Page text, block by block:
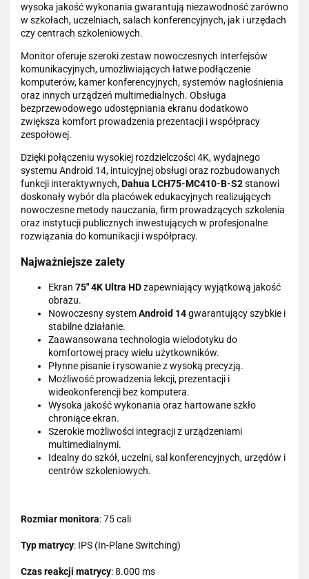
wysoka jakość wykonania gwarantują niezawodność zarówno
w szkołach, uczelniach, salach konferencyjnych, jak i urzędach
czy centrach szkoleniowych.
Monitor oferuje szeroki zestaw nowoczesnych interfejsów
komunikacyjnych, umożliwiających łatwe podłączenie
komputerów, kamer konferencyjnych, systemów nagłośnienia
oraz innych urządzeń multimedialnych. Obsługa
bezprzewodowego udostępniania ekranu dodatkowo
zwiększa komfort prowadzenia prezentacji i współpracy
zespołowej.
Dzięki połączeniu wysokiej rozdzielczości 4K, wydajnego
systemu Android 14, intuicyjnej obsługi oraz rozbudowanych
funkcji interaktywnych,Dahua LCH75-MC410-B-S2stanowi
doskonały wybór dla placówek edukacyjnych realizujących
nowoczesne metody nauczania, firm prowadzących szkolenia
oraz instytucji publicznych inwestujących w profesjonalne
rozwiązania do komunikacji i współpracy.
Najważniejsze zalety
Ekran 75" 4K Ultra HDzapewniający wyjątkową jakość
obrazu.
Nowoczesny systemAndroid 14gwarantujący szybkie i
stabilne działanie.
Zaawansowana technologia wielodotyku do
komfortowej pracy wielu użytkowników.
Płynne pisanie i rysowanie z wysoką precyzją.
Możliwość prowadzenia lekcji, prezentacji i
wideokonferencji bez komputera.
Wysoka jakość wykonania oraz hartowane szkło
chroniące ekran.
Szerokie możliwości integracji z urządzeniami
multimedialnymi.
Idealny do szkół, uczelni, sal konferencyjnych, urzędów i
centrów szkoleniowych.
Rozmiar monitora: 75 cali
Typ matrycy: IPS (In-Plane Switching)
Czas reakcji matrycy: 8.000 ms